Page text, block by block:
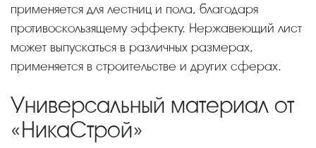
применяется для лестниц и пола, благодаря
противоскользящему эффекту. Нержавеющий лист
может выпускаться в различных размерах,
применяется в строительстве и других сферах.
Универсальный материал от
«НикаСтрой»